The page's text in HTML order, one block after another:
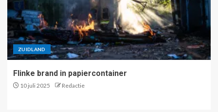
ZUIDLAND
Flinke brand in papiercontainer
10 juli 2025 Redactie